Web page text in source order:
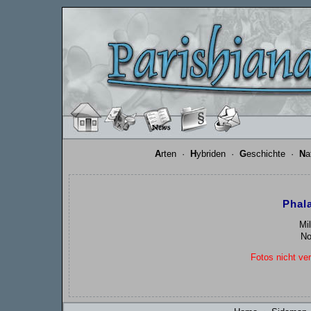
Arten · Hybriden · Geschichte · N
Fotos nicht